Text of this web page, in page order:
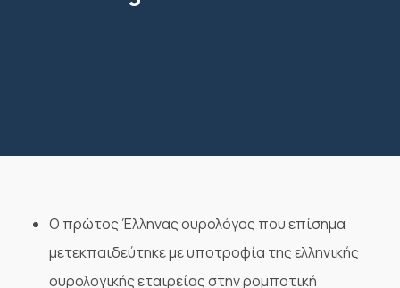
O πρώτος Έλληνας ουρολόγος που επίσημα
μετεκπαιδεύτηκε με υποτροφία της ελληνικής
ουρολογικής εταιρείας στην ρομποτική